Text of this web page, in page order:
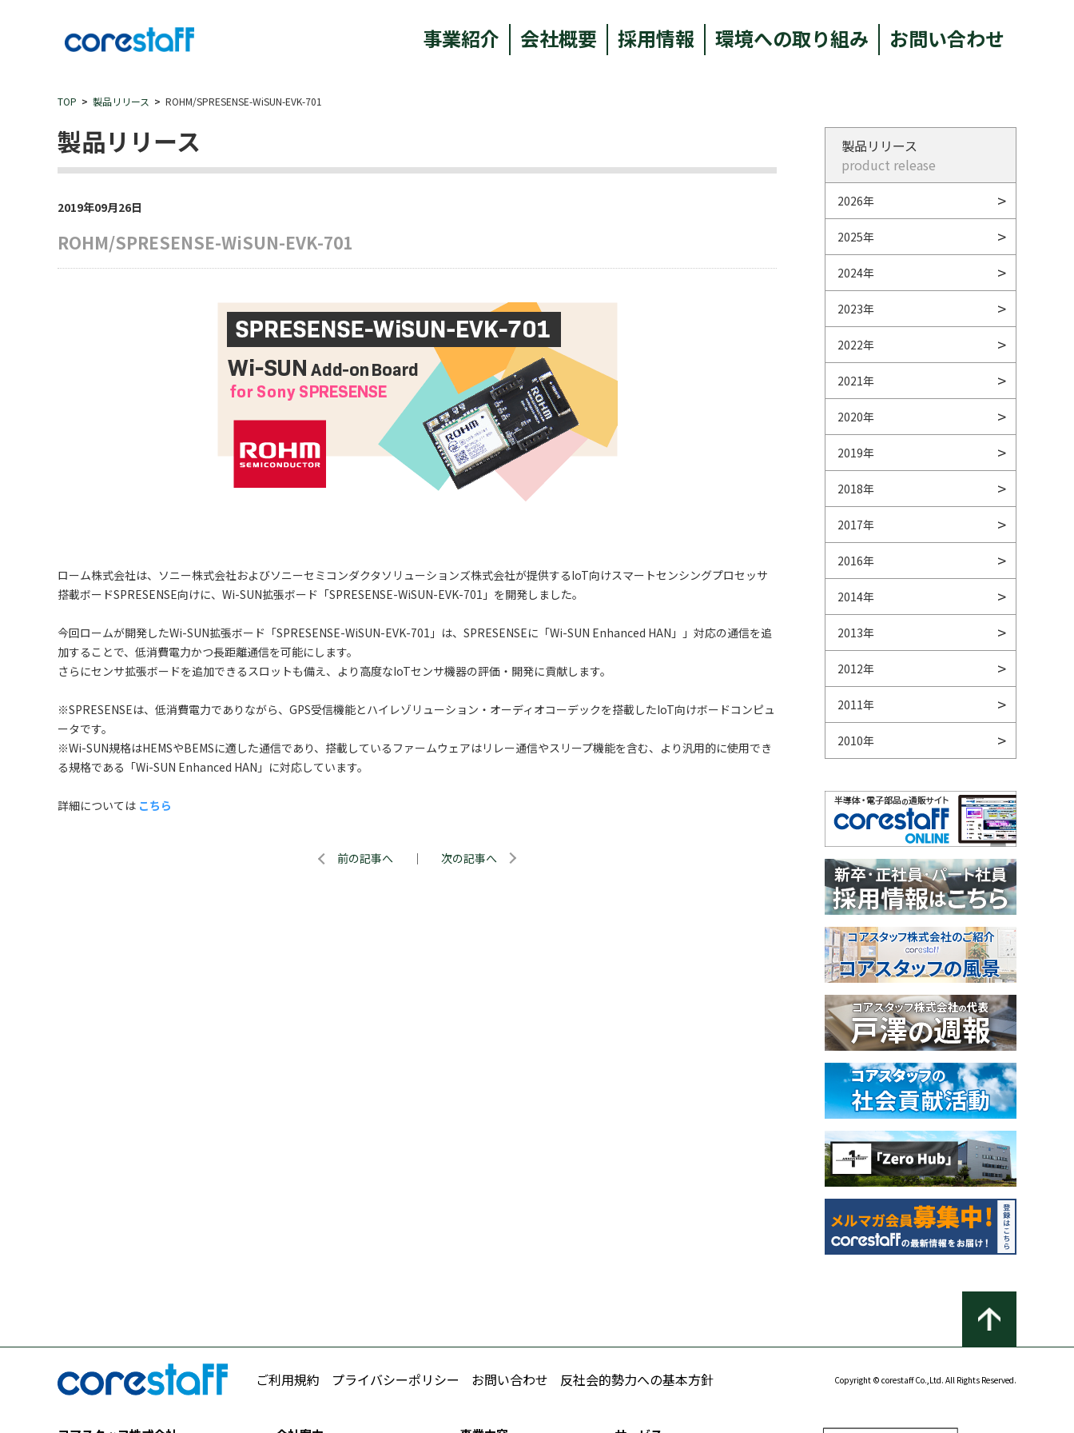
事業紹介 会社概要 採用情報 環境への取り組み お問い合わせ
TOP 製品リリース ROHM/SPRESENSE-WiSUN-EVK-701
製品リリース
2019年09月26日
ROHM/SPRESENSE-WiSUN-EVK-701
ローム株式会社は、ソニー株式会社およびソニーセミコンダクタソリューションズ株式会社が提供するIoT向けスマートセンシングプロセッサ
搭載ボードSPRESENSE向けに、Wi-SUN拡張ボード「SPRESENSE-WiSUN-EVK-701」を開発しました。
今回ロームが開発したWi-SUN拡張ボード「SPRESENSE-WiSUN-EVK-701」は、SPRESENSEに「Wi-SUN Enhanced HAN」」対応の通信を追
加することで、低消費電力かつ長距離通信を可能にします。
さらにセンサ拡張ボードを追加できるスロットも備え、より高度なIoTセンサ機器の評価・開発に貢献します。
※SPRESENSEは、低消費電力でありながら、GPS受信機能とハイレゾリューション・オーディオコーデックを搭載したIoT向けボードコンピュ
ータです。
※Wi-SUN規格はHEMSやBEMSに適した通信であり、搭載しているファームウェアはリレー通信やスリープ機能を含む、より汎用的に使用でき
る規格である「Wi-SUN Enhanced HAN」に対応しています。
詳細については こちら
前の記事へ ｜ 次の記事へ
製品リリース
product release
2026年
2025年
2024年
2023年
2022年
2021年
2020年
2019年
2018年
2017年
2016年
2014年
2013年
2012年
2011年
2010年
ご利用規約 プライバシーポリシー お問い合わせ 反社会的勢力への基本方針 Copyright © corestaff Co.,Ltd. All Rights Reserved.